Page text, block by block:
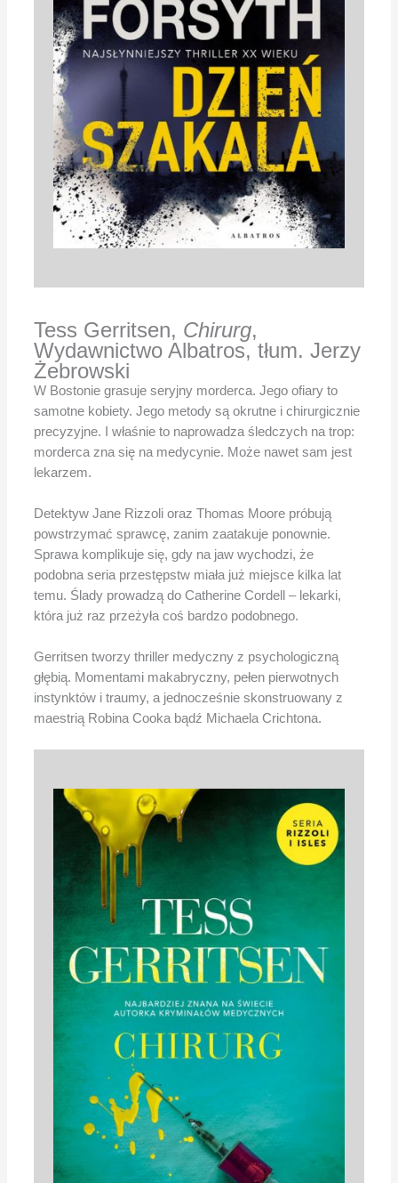
Tess Gerritsen, Chirurg,
Wydawnictwo Albatros, tłum. Jerzy
Żebrowski
W Bostonie grasuje seryjny morderca. Jego ofiary to
samotne kobiety. Jego metody są okrutne i chirurgicznie
precyzyjne. I właśnie to naprowadza śledczych na trop:
morderca zna się na medycynie. Może nawet sam jest
lekarzem.
Detektyw Jane Rizzoli oraz Thomas Moore próbują
powstrzymać sprawcę, zanim zaatakuje ponownie.
Sprawa komplikuje się, gdy na jaw wychodzi, że
podobna seria przestępstw miała już miejsce kilka lat
temu. Ślady prowadzą do Catherine Cordell – lekarki,
która już raz przeżyła coś bardzo podobnego.
Gerritsen tworzy thriller medyczny z psychologiczną
głębią. Momentami makabryczny, pełen pierwotnych
instynktów i traumy, a jednocześnie skonstruowany z
maestrią Robina Cooka bądź Michaela Crichtona.